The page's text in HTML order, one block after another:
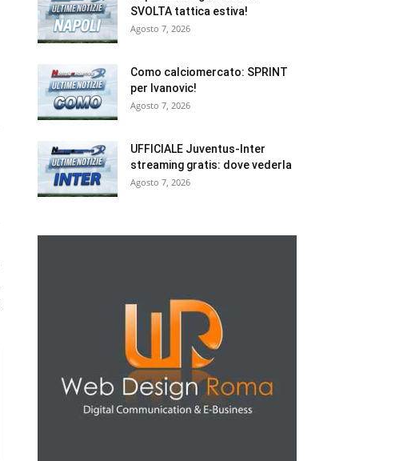
SVOLTA tattica estiva!
Agosto 7, 2026
Como calciomercato: SPRINT
per Ivanovic!
Agosto 7, 2026
UFFICIALE Juventus-Inter
streaming gratis: dove vederla
Agosto 7, 2026